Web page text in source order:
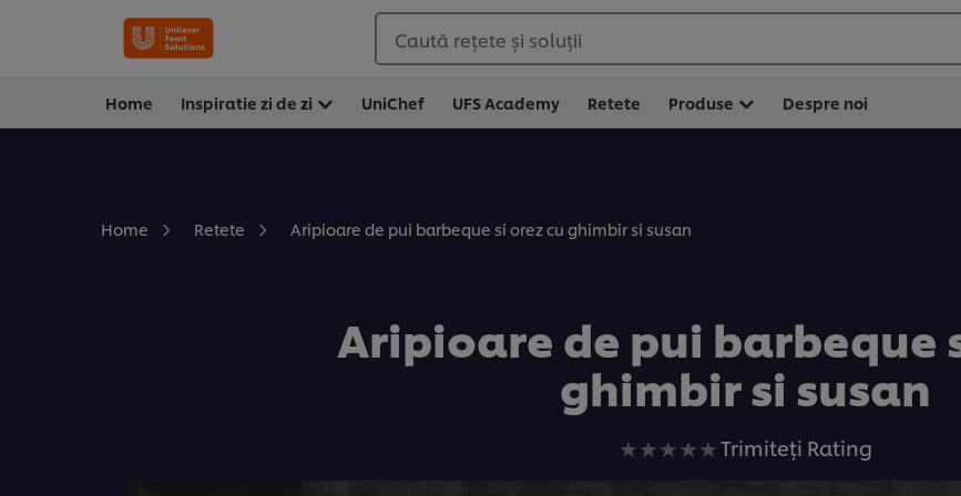
Caută rețete și soluții
Home Inspiratie zi de zi UniChef UFS Academy Retete Produse Despre noi
Home Retete Aripioare de pui barbeque si orez cu ghimbir si susan
Aripioare de pui barbeque
ghimbir si susan
Nu
Trimiteți Rating